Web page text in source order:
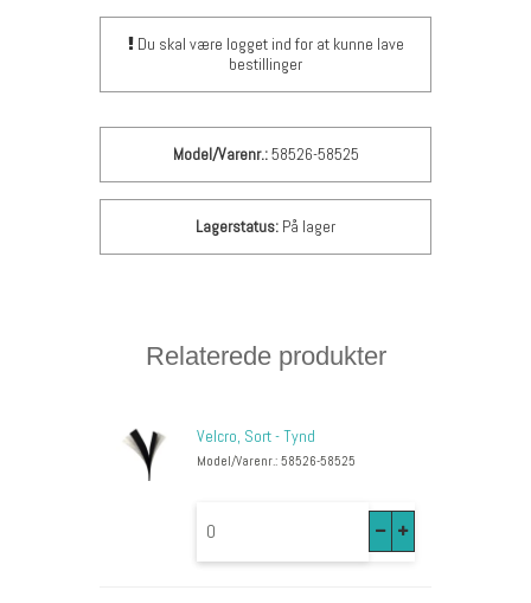
Du skal være logget ind for at kunne lave
bestillinger
Model/Varenr.:58526-58525
Lagerstatus: På lager
Relaterede produkter
Velcro, Sort - Tynd
Model/Varenr.: 58526-58525